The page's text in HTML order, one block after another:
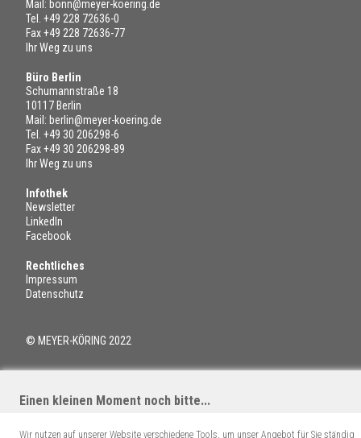
Mail: bonn@meyer-koering.de
Tel. +49 228 72636-0
Fax +49 228 72636-77
Ihr Weg zu uns
Büro Berlin
Schumannstraße 18
10117 Berlin
Mail: berlin@meyer-koering.de
Tel. +49 30 206298-6
Fax +49 30 206298-89
Ihr Weg zu uns
Infothek
Newsletter
LinkedIn
Facebook
Rechtliches
Impressum
Datenschutz
© MEYER-KÖRING 2022
Einen kleinen Moment noch bitte...
Wir nutzen auf unserer Website verschiedene Tools, um unser Angebot für Sie ständig